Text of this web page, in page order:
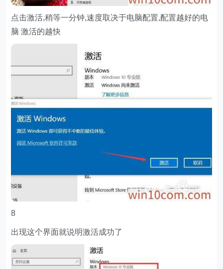
点击激活,稍等一分钟,速度取决于电脑配置,配置越好的电
脑 激活的越快
8
出现这个界面就说明激活成功了